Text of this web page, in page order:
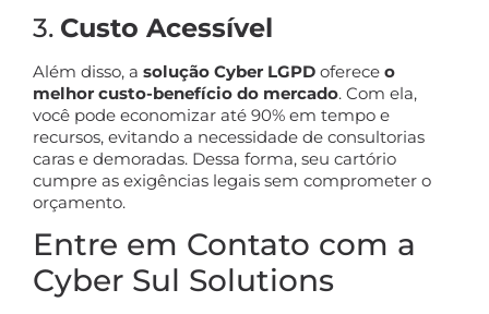
3. Custo Acessível
Além disso, a solução Cyber LGPD oferece o
melhor custo-benefício do mercado. Com ela,
você pode economizar até 90% em tempo e
recursos, evitando a necessidade de consultorias
caras e demoradas. Dessa forma, seu cartório
cumpre as exigências legais sem comprometer o
orçamento.
Entre em Contato com a
Cyber Sul Solutions